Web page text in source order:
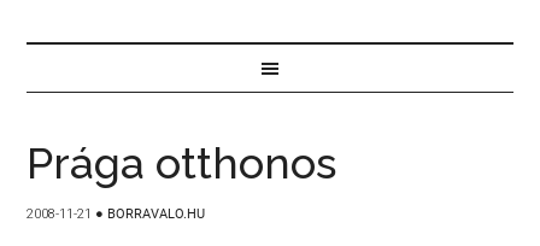
Prága otthonos
2008-11-21 ● BORRAVALO.HU